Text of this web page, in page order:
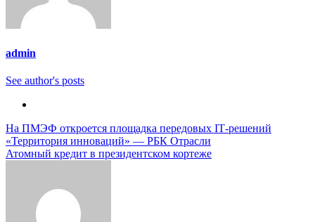
admin
See author's posts
Навигация
по
На ПМЭФ откроется площадка передовых IТ-решений
«Территория инноваций» — РБК Отрасли
Атомный кредит в президентском кортеже